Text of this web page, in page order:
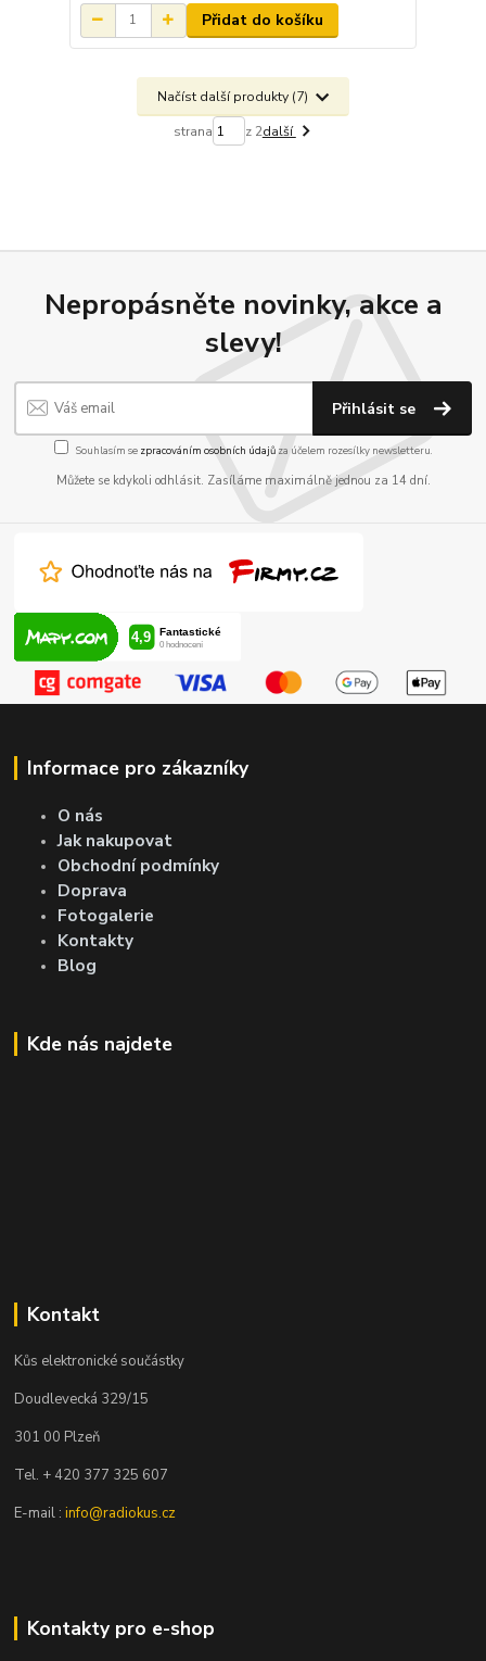
Přidat do košíku
Načíst další produkty (7)
strana z 2další
Nepropásněte novinky, akce a
slevy!
Přihlásit se
Souhlasím se zpracováním osobních údajůza účelem rozesílky newsletteru.
Můžete se kdykoli odhlásit. Zasíláme maximálně jednou za 14 dní.
Informace pro zákazníky
O nás
Jak nakupovat
Obchodní podmínky
Doprava
Fotogalerie
Kontakty
Blog
Kde nás najdete
Kontakt
Kůs elektronické součástky
Doudlevecká 329/15
301 00 Plzeň
Tel. + 420 377 325 607
E-mail :info@radiokus.cz
Kontakty pro e-shop